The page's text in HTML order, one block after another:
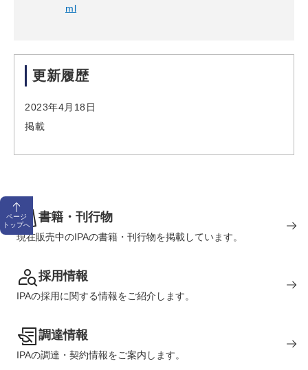
ml
更新履歴
2023年4月18日
掲載
ページ
トップへ
書籍・刊行物
現在販売中のIPAの書籍・刊行物を掲載しています。
採用情報
IPAの採用に関する情報をご紹介します。
調達情報
IPAの調達・契約情報をご案内します。